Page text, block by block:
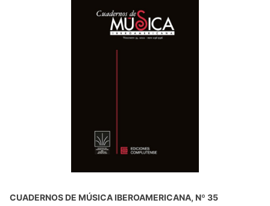
CUADERNOS DE MÚSICA IBEROAMERICANA, Nº 35